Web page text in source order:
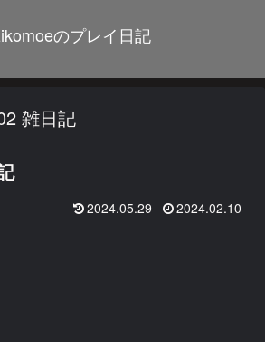
のプレイ日記
雑日記
2024.05.29 2024.02.10